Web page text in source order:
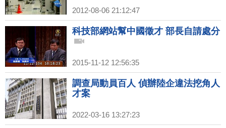
2012-08-06 21:12:47
科技部網站幫中國徵才 部長自請處分
2015-11-12 12:56:35
調查局動員百人 偵辦陸企違法挖角人
才案
2022-03-16 13:27:23